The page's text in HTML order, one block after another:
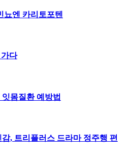
뇨엔 카리토포텐
다
몸질환 예방법
, 트리플러스 드라마 정주행 편